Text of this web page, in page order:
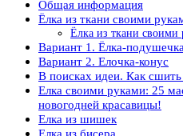
Общая информация
Ёлка из ткани своими
Ёлка из ткани
Вариант 1. Ёлка-подушечка
Вариант 2. Елочка-конус
В поисках идеи. Как сшить
Елка своими руками: 25
новогодней красавицы!
Елка из шишек
Елка из бисера